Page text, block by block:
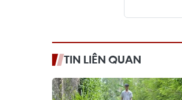
TIN LIÊN QUAN